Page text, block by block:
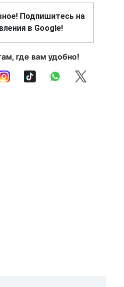
Подпишитесь на
в Google!
где вам удобно!